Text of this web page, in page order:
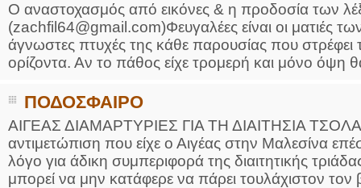
Ο αναστοχασμός από εικόνες & η προδοσία των
(zachfil64@gmail.com)Φευγαλέες είναι οι ματιές
άγνωστες πτυχές της κάθε παρουσίας που
ορίζοντα. Αν το πάθος είχε τρομερή και μόνο όψη
ΠΟΔΟΣΦΑΙΡΟ
ΑΙΓΕΑΣ ΔΙΑΜΑΡΤΥΡΙΕΣ ΓΙΑ ΤΗ ΔΙΑΙΤΗΣΙΑ
αντιμετώπιση που είχε ο Αιγέας στην Μαλεσίνα
λόγο για άδικη συμπεριφορά της διαιτητικής
μπορεί να μην κατάφερε να πάρει τουλάχιστον